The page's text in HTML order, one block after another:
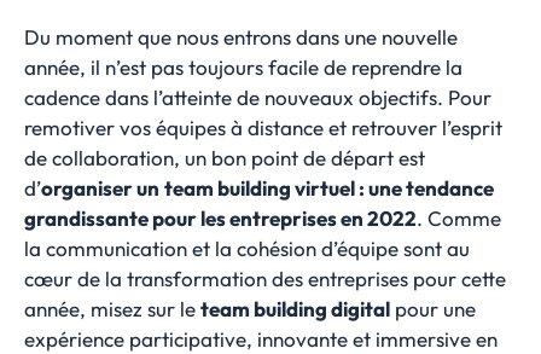
Du moment que nous entrons dans une nouvelle
année, il n’est pas toujours facile de reprendre la
cadence dans l’atteinte de nouveaux objectifs. Pour
remotiver vos équipes à distance et retrouver l’esprit
de collaboration, un bon point de départ est
d’organiser un team building virtuel : une tendance
grandissante pour les entreprises en 2022. Comme
la communication et la cohésion d’équipe sont au
cœur de la transformation des entreprises pour cette
année, misez sur leteam building digital pour une
expérience participative, innovante et immersive en